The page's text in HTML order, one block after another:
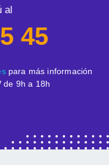
al
45
para más información
de 9h a 18h